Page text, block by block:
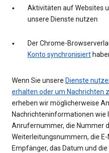
Aktivitäten auf Websites
unsere Dienste nutzen
Der Chrome-
Konto synchronisiert
Wenn Sie unsere Dienste
erhalten oder um Nachrichten
erheben wir möglicherweise
Nachrichteninformationen wie
Anrufernummer, die Nummer
Weiterleitungsnummern, die
Empfänger, das Datum und